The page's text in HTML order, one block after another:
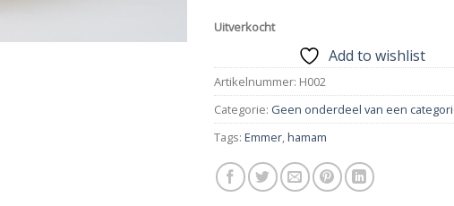
Uitverkocht
Add to wishlist
Artikelnummer: H002
Categorie: Geen onderdeel van een
Tags: Emmer,hamam